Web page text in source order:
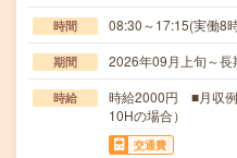
時間 08:30～17:15(実働8
期間 2026年09月上旬～
時給
時給2000円 ■月収
10Hの場合）
交通費